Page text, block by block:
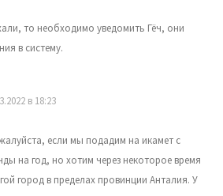
то необходимо уведомить Гёч, они
в систему.
в 18:23
если мы подадим на икамет с
на год, но хотим через некоторое время
город в пределах провинции Анталия. У